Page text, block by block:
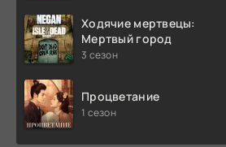
Ходячие мертвецы:
Мертвый город
3 сезон
Процветание
1 сезон